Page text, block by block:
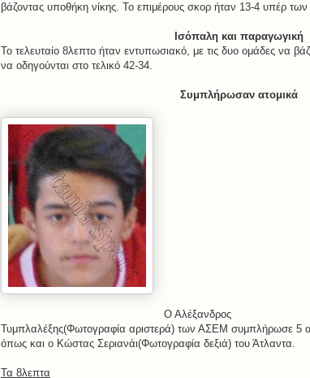
βάζοντας υποθήκη νίκης. Το επιμέρους σκορ ήταν 13-4 υπέρ
Ισόπαλη και παραγωγική
Το τελευταίο 8λεπτο ήταν εντυπωσιακό, με τις δυο ομάδες να
να οδηγούνται στο τελικό 42-34.
Συμπλήρωσαν ατομικά
Ο Αλέξανδρος
Τυμπλαλέξης(Φωτογραφία αριστερά) των ΑΣΕΜ συμπλήρωσε 5
όπως και ο Κώστας Σεριανάι(Φωτογραφία δεξιά) του Άτλαντα.
Τα 8λεπτα